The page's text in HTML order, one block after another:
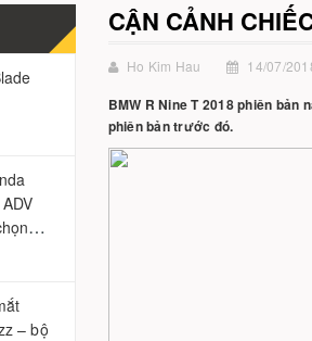
CẬN CẢNH
Ho Kim Hau 14/07/
BMW R Nine T 2018 phiên
phiên bản trước đó.
– bộ